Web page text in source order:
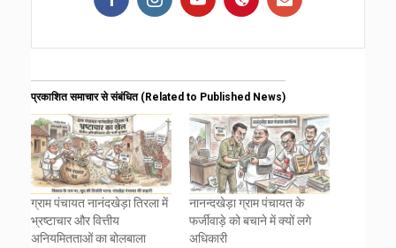
प्रकाशित समाचार से संबंधित (Related to Published News)
ग्राम पंचायत नानंदखेड़ा तिरला में
भ्रष्टाचार और वित्तीय
अनियमितताओं का बोलबाला
नानन्दखेड़ा ग्राम पंचायत के
फर्जीवाड़े को बचाने में क्यों लगे
अधिकारी